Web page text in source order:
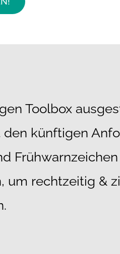
Toolbox
künftigen
um rechtzeitig &